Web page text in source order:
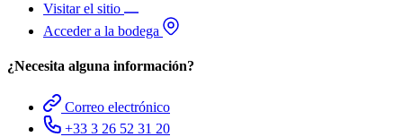
Visitar el sitio
Acceder a la bodega
¿Necesita alguna información?
Correo electrónico
+33 3 26 52 31 20